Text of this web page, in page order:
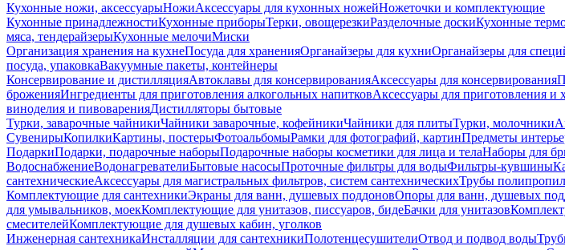
Кухонные ножи, аксессуарыНожиАксессуары для кухонных ножейНожеточки и комплектующие
Кухонные принадлежностиКухонные приборыТерки, овощерезкиРазделочные доскиКухонные
мяса, тендерайзерыКухонные мелочиМиски
Организация хранения на кухнеПосуда для храненияОрганайзеры для кухниОрганайзеры для
посуда, упаковкаВакуумные пакеты, контейнеры
Консервирование и дистилляцияАвтоклавы для консервированияАксессуары для консервирования
броженияИнгредиенты для приготовления алкогольных напитковАксессуары для приготовления и
виноделия и пивоваренияДистилляторы бытовые
Турки, заварочные чайникиЧайники заварочные, кофейникиЧайники для плитыТурки, молочники
СувенирыКопилкиКартины, постерыФотоальбомыРамки для фотографий, картинПредметы
ПодаркиПодарки, подарочные наборыПодарочные наборы косметики для лица и телаНаборы для
ВодоснабжениеВодонагревателиБытовые насосыПроточные фильтры для водыФильтры-кувшины
сантехническиеАксессуары для магистральных фильтров, систем сантехническихТрубы
Комплектующие для сантехникиЭкраны для ванн, душевых поддоновОпоры для ванн, душевых
для умывальников, моекКомплектующие для унитазов, писсуаров, бидеБачки для унитазов
смесителейКомплектующие для душевых кабин, уголков
Инженерная сантехникаИнсталляции для сантехникиПолотенцесушителиОтвод и подвод воды